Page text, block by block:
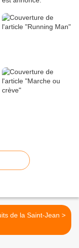
Les Nuits de la Saint-Jean >